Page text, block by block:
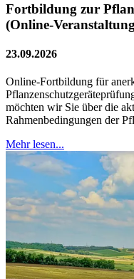
Fortbildung zur
(Online-
23.09.2026
Online-Fortbildung für
möchten wir Sie über die
Rahmenbedingungen der
Mehr lesen...